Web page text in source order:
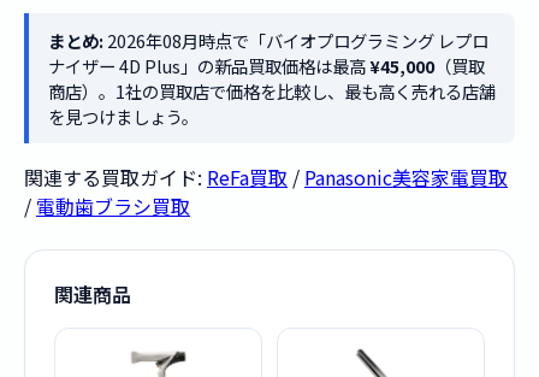
まとめ:2026年08月時点で「バイオプログラミング レプロ
ナイザー 4D Plus」の新品買取価格は最高¥45,000（買取
商店）。1社の買取店で価格を比較し、最も高く売れる店舗
を見つけましょう。
関連する買取ガイド: ReFa買取 / Panasonic美容家電買取
/ 電動歯ブラシ買取
関連商品